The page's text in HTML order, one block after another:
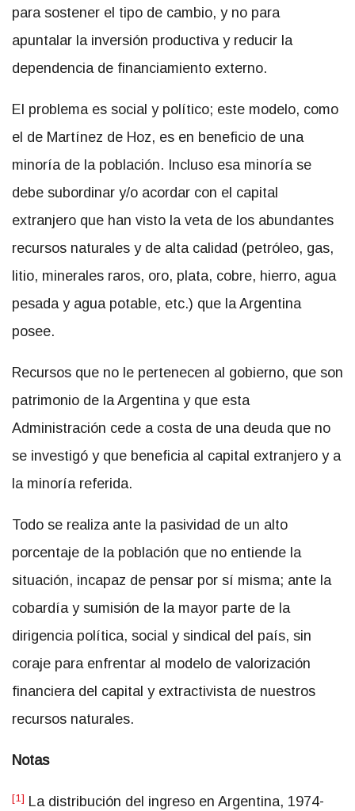
para sostener el tipo de cambio, y no para
apuntalar la inversión productiva y reducir la
dependencia de financiamiento externo.
El problema es social y político; este modelo, como
el de Martínez de Hoz, es en beneficio de una
minoría de la población. Incluso esa minoría se
debe subordinar y/o acordar con el capital
extranjero que han visto la veta de los abundantes
recursos naturales y de alta calidad (petróleo, gas,
litio, minerales raros, oro, plata, cobre, hierro, agua
pesada y agua potable, etc.) que la Argentina
posee.
Recursos que no le pertenecen al gobierno, que son
patrimonio de la Argentina y que esta
Administración cede a costa de una deuda que no
se investigó y que beneficia al capital extranjero y a
la minoría referida.
Todo se realiza ante la pasividad de un alto
porcentaje de la población que no entiende la
situación, incapaz de pensar por sí misma; ante la
cobardía y sumisión de la mayor parte de la
dirigencia política, social y sindical del país, sin
coraje para enfrentar al modelo de valorización
financiera del capital y extractivista de nuestros
recursos naturales.
Notas
[1] La distribución del ingreso en Argentina, 1974-